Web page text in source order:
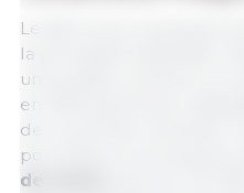
Le fait le plus marquant
la principale destination
une position qu’elle a
en 2025 après avoir
de ce premier semestre,
porcelets en provenance
de moins